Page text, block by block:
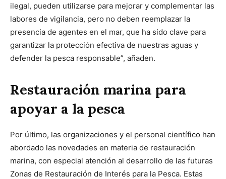
ilegal, pueden utilizarse para mejorar y complementar las
labores de vigilancia, pero no deben reemplazar la
presencia de agentes en el mar, que ha sido clave para
garantizar la protección efectiva de nuestras aguas y
defender la pesca responsable”, añaden.
Restauración marina para
apoyar a la pesca
Por último, las organizaciones y el personal científico han
abordado las novedades en materia de restauración
marina, con especial atención al desarrollo de las futuras
Zonas de Restauración de Interés para la Pesca. Estas